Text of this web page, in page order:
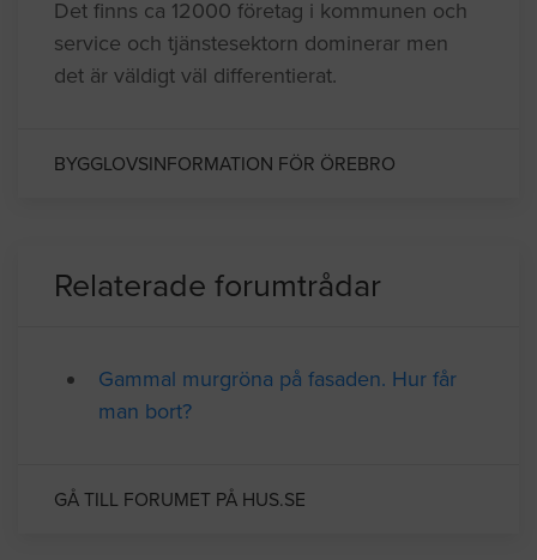
större kommunerna i Sverige med ca
132200 invånare. Terrängen är varierad med
både slätter, berg, skogar, sjöar och stränder.
det är väldigt väl differentierat.
Relaterade forumtrådar
man bort?